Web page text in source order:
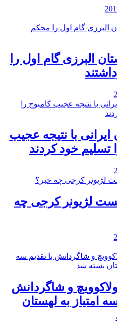
البرزی گام اول را
ایرانی با نتیجه عجیب
تسلیم خود کردند
لژیونر کرجی چه
و شاگردانش
امتیاز به لهستان